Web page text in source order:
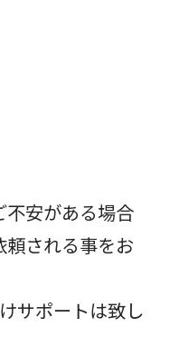
不安がある場合
される事をお
サポートは致し